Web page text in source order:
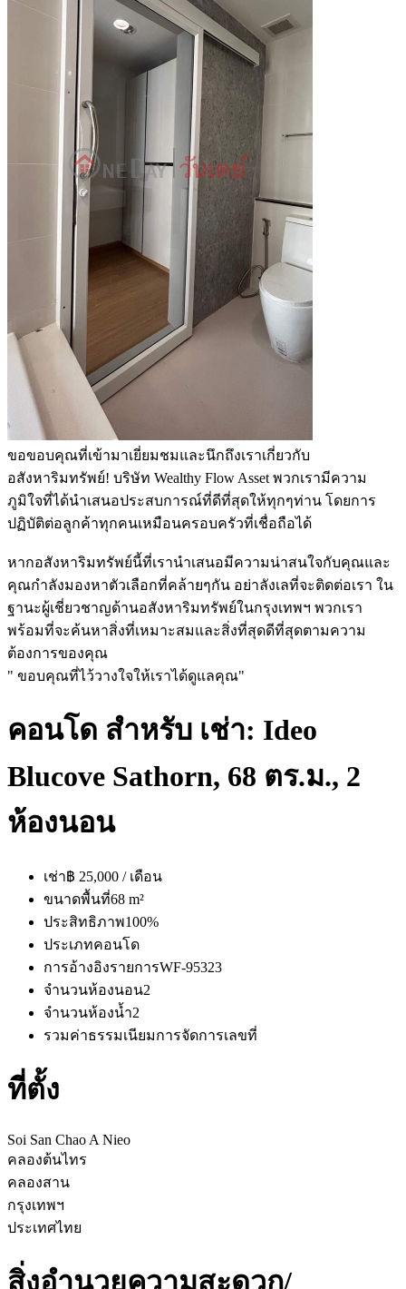
ขอขอบคุณที่เข้ามาเยี่ยมชมและนึกถึงเราเกี่ยวกับ
อสังหาริมทรัพย์! บริษัท Wealthy Flow Asset พวกเรามีความ
ภูมิใจที่ได้นำเสนอประสบการณ์ที่ดีที่สุดให้ทุกๆท่าน โดยการ
ปฏิบัติต่อลูกค้าทุกคนเหมือนครอบครัวที่เชื่อถือได้
หากอสังหาริมทรัพย์นี้ที่เรานำเสนอมีความน่าสนใจกับคุณและ
คุณกำลังมองหาตัวเลือกที่คล้ายๆกัน อย่าลังเลที่จะติดต่อเรา ใน
ฐานะผู้เชี่ยวชาญด้านอสังหาริมทรัพย์ในกรุงเทพฯ พวกเรา
พร้อมที่จะค้นหาสิ่งที่เหมาะสมและสิ่งที่สุดดีที่สุดตามความ
ต้องการของคุณ
" ขอบคุณที่ไว้วางใจให้เราได้ดูแลคุณ"
คอนโด สำหรับ เช่า: Ideo
Blucove Sathorn, 68 ตร.ม., 2
ห้องนอน
เช่า฿ 25,000 / เดือน
ขนาดพื้นที่68 m²
ประสิทธิภาพ100%
ประเภทคอนโด
การอ้างอิงรายการWF-95323
จำนวนห้องนอน2
จำนวนห้องน้ำ2
รวมค่าธรรมเนียมการจัดการเลขที่
ที่ตั้ง
Soi San Chao A Nieo
คลองต้นไทร
คลองสาน
กรุงเทพฯ
ประเทศไทย
สิ่งอำนวยความสะดวก/